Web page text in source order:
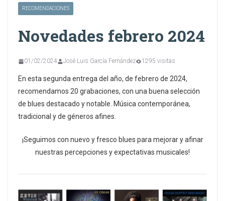
RECOMENDACIONES
Novedades febrero 2024
01/02/2024 José Luis García Fernández 1295 visitas
En esta segunda entrega del año, de febrero de 2024,
recomendamos 20 grabaciones, con una buena selección
de blues destacado y notable. Música contemporánea,
tradicional y de géneros afines.
¡Seguimos con nuevo y fresco blues para mejorar y afinar
nuestras percepciones y expectativas musicales!